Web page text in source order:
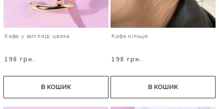
Кафа у вигляді цвяха
198 грн.
В КОШИК
Кафа кільце
198 грн.
В КОШИК